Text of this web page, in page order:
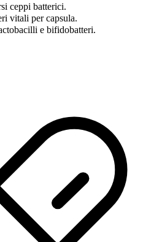
ceppi batterici.
vitali per capsula.
e bifidobatteri.